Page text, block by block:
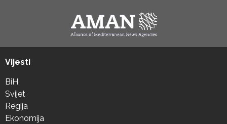
Vijesti
BiH
Svijet
Regija
Ekonomija